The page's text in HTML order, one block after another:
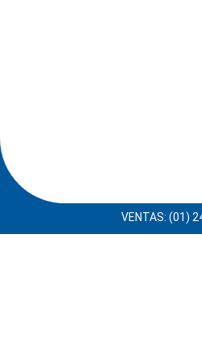
VENTAS: (01)